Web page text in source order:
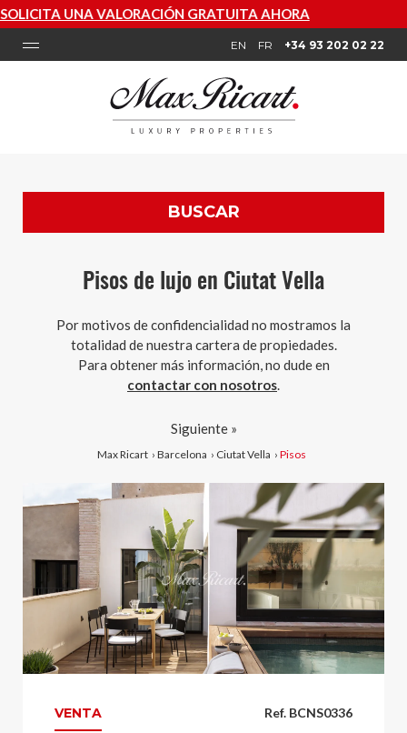
AHORA
EN FR +34 93 202 02 22
BUSCAR
Pisos de lujo en Ciutat Vella
Por motivos de confidencialidad no mostramos la
totalidad de nuestra cartera de propiedades.
Para obtener más información, no dude en
contactar con nosotros.
Max Ricart › Barcelona › Ciutat Vella › Pisos
Siguiente »
Ref. BCNS0336
VENTA